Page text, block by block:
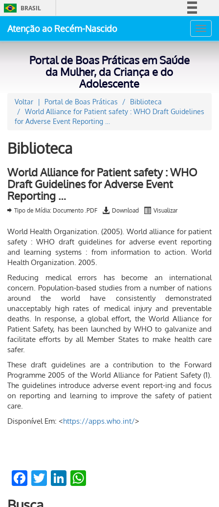
BRASIL
Acesso à informação
Atenção ao Recém-Nascido
Portal de Boas Práticas em Saúde
da Mulher, da Criança e do
Adolescente
Voltar Portal de Boas Práticas
Biblioteca
World Alliance for Patient safety : WHO Draft Guidelines
for Adverse Event Reporting …
Biblioteca
World Alliance for Patient safety : WHO
Draft Guidelines for Adverse Event
Reporting …
Tipo de Mídia: Documento .PDF Download Visualizar
World Health Organization. (‎2005)‎. World alliance for patient
safety : WHO draft guidelines for adverse event reporting
and learning systems : from information to action. World
Health Organization. 2005.
Reducing medical errors has become an international
concern. Population-based studies from a number of nations
around the world have consistently demonstrated
unacceptably high rates of medical injury and preventable
deaths. In response, a global effort, the World Alliance for
Patient Safety, has been launched by WHO to galvanize and
facilitate efforts by all Member States to make health care
safer.
These draft guidelines are a contribution to the Forward
Programme 2005 of the World Alliance for Patient Safety (1).
The guidelines introduce adverse event report-ing and focus
on reporting and learning to improve the safety of patient
care.
Disponível Em: <https://apps.who.int/>
Facebook
TwitterLinkedIn